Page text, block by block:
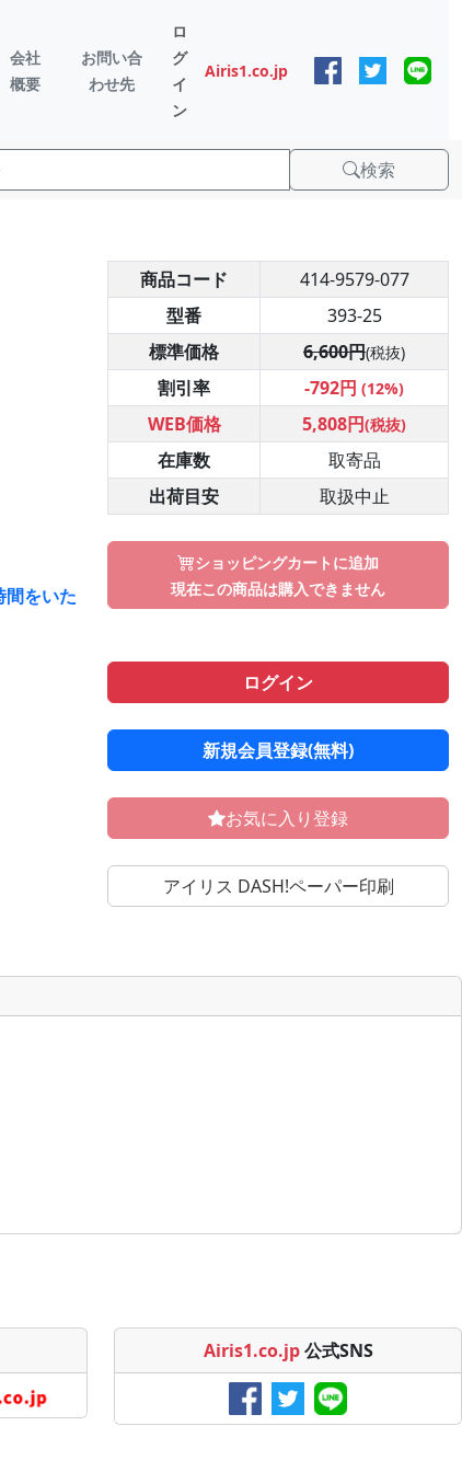
会社
概要
お問い合
わせ先
ロ
グ
イ
ン
Airis1.co.jp
検索
をいた
商品コード
414-9579-077
型番
393-25
標準価格
6,600円(税抜)
割引率 -792円 (12%)
WEB価格 5,808円(税抜)
在庫数
取寄品
出荷目安
取扱中止
ショッピングカートに追加
現在この商品は購入できません
ログイン
新規会員登録(無料)
お気に入り登録
アイリス DASH!ペーパー印刷
Airis1.co.jp 公式SNS